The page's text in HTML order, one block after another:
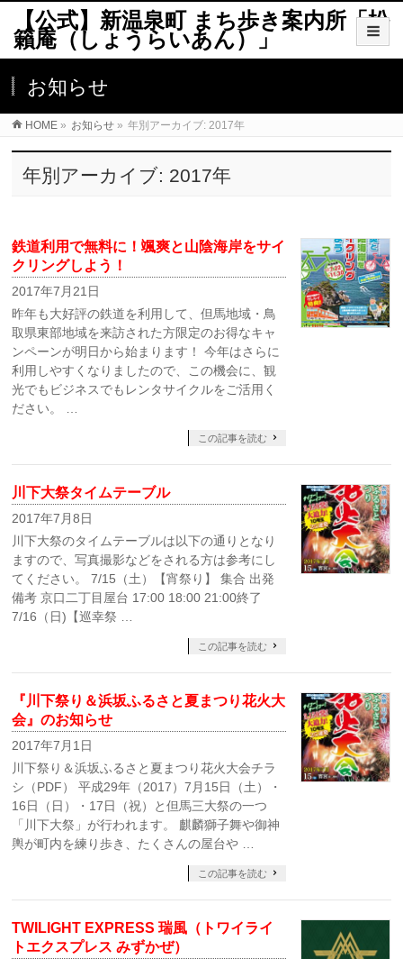
【公式】新温泉町 まち歩き案内所「松
籟庵（しょうらいあん）」
お知らせ
HOME » お知らせ » 年別アーカイブ: 2017年
年別アーカイブ: 2017年
鉄道利用で無料に！颯爽と山陰海岸をサイ
クリングしよう！
2017年7月21日
昨年も大好評の鉄道を利用して、但馬地域・鳥
取県東部地域を来訪された方限定のお得なキャ
ンペーンが明日から始まります！ 今年はさらに
利用しやすくなりましたので、この機会に、観
光でもビジネスでもレンタサイクルをご活用く
ださい。 …
この記事を読む
川下大祭タイムテーブル
2017年7月8日
川下大祭のタイムテーブルは以下の通りとなり
ますので、写真撮影などをされる方は参考にし
てください。 7/15（土）【宵祭り】 集合 出発
備考 京口二丁目屋台 17:00 18:00 21:00終了
7/16（日)【巡幸祭 …
この記事を読む
『川下祭り＆浜坂ふるさと夏まつり花火大
会』のお知らせ
2017年7月1日
川下祭り＆浜坂ふるさと夏まつり花火大会チラ
シ（PDF） 平成29年（2017）7月15日（土）・
16日（日）・17日（祝）と但馬三大祭の一つ
「川下大祭」が行われます。 麒麟獅子舞や御神
輿が町内を練り歩き、たくさんの屋台や …
この記事を読む
TWILIGHT EXPRESS 瑞風（トワイライ
トエクスプレス みずかぜ）